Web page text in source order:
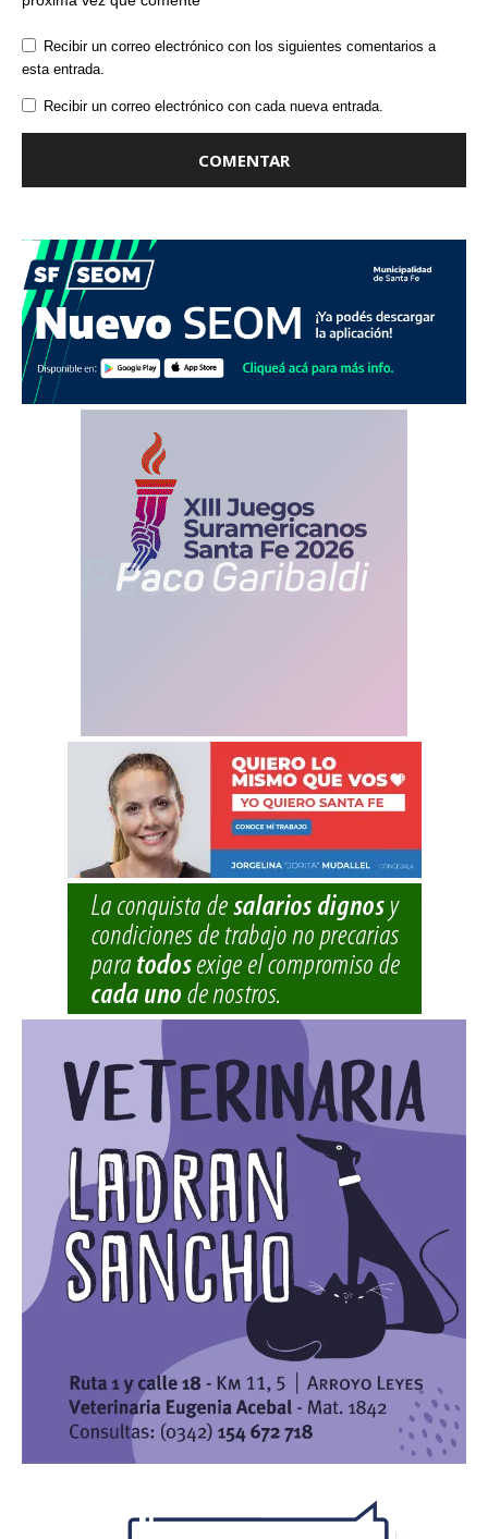
Recibir un correo electrónico con los siguientes comentarios a
esta entrada.
Recibir un correo electrónico con cada nueva entrada.